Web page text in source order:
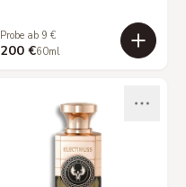
Probe ab 9 €
200 €60ml